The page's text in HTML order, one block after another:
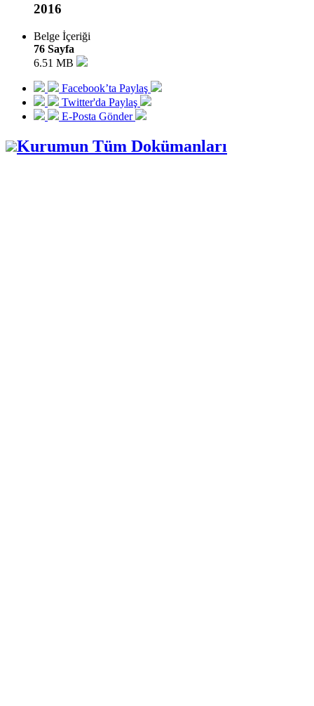
2016
Belge İçeriği
76 Sayfa
6.51 MB
Facebook’ta Paylaş
Twitter'da Paylaş
E-Posta Gönder
Kurumun Tüm Dokümanları